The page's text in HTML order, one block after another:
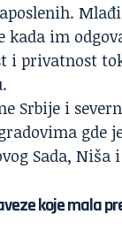
im
i privatnost
Srbije i
gde
Sada,
koje mala